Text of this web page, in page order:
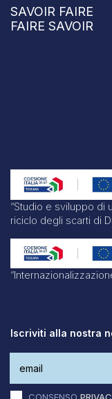
SAVOIR FAIRE
FAIRE SAVOIR
“Studio e sviluppo di
riciclo degli scarti di
Iscriviti alla nostra